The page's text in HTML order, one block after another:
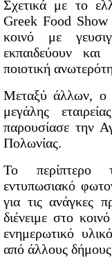
Σχετικά με το
Greek Food Show
κοινό με
εκπαιδεύουν
ποιοτική
Μεταξύ άλλων, ο
μεγάλης
παρουσίασε την
Πολωνίας.
Το περίπτερο
εντυπωσιακό
για τις ανάγκες
διένειμε στο
ενημερωτικό
από άλλους δήμους